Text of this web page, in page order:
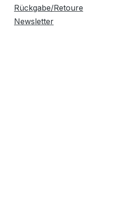
Rückgabe/Retoure
Newsletter